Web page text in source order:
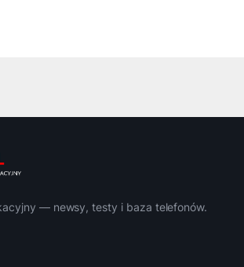
— newsy, testy i baza telefonów.